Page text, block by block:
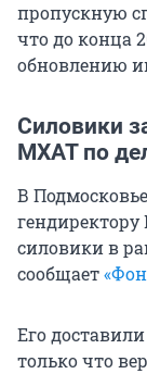
пропускную
что до конца
обновлению
Силовики
МХАТ по
В
силовики в
сообщает
Его
только что